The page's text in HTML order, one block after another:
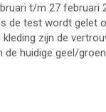
t/m 27 februari
de test wordt
zijn de
de huidige geel/